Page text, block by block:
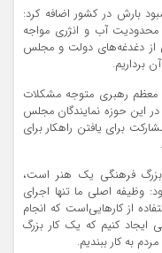
بارش در کشور اضافه کرد:
آب و انژری مواجه
از دغدغه‌های دولت و مجلس
برداریم.
معظم رهبری متوجه مشکلات
این حوزه نمایندگان مجلس
برای یافتن راهکار برای
بزرگ فرهنگی یک هنر است،
وظیفه اصلی ما تنها اجرای
از کارهایی‌است که انجام
ایجاد کنیم که یک کار بزرگ
به کار ببندیم.